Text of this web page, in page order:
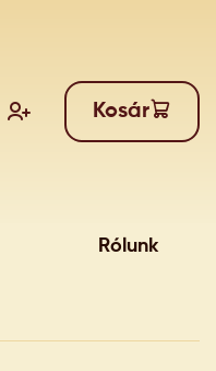
Kosár
Rólunk